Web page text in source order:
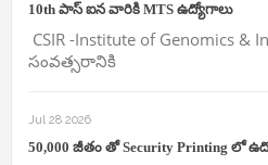
10th పాస్ ఐన వారికి MTS ఉద్యోగాలు
CSIR -Institute of Genomics &
సంవత్సరానికి
Jul 28 2026
50,000 జీతం తో Security Printing లో